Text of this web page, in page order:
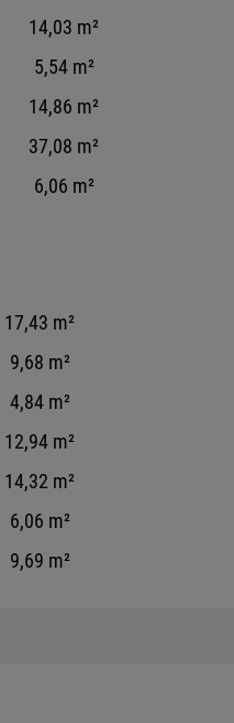
14,03 m²
5,54 m²
14,86 m²
37,08 m²
6,06 m²
17,43 m²
9,68 m²
4,84 m²
12,94 m²
14,32 m²
6,06 m²
9,69 m²